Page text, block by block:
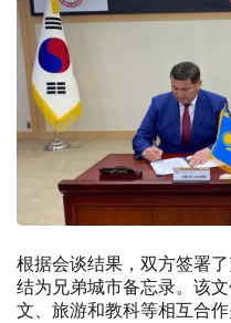
根据会谈结果，双方签署
结为兄弟城市备忘录。该
文、旅游和教科等相互合作